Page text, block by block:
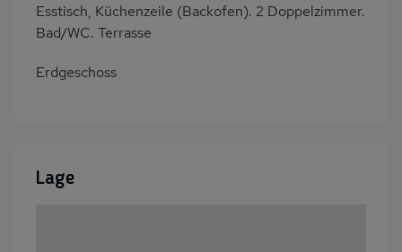
Esstisch, Küchenzeile (Backofen). 2 Doppelzimmer.
Bad/WC. Terrasse
Erdgeschoss
Lage